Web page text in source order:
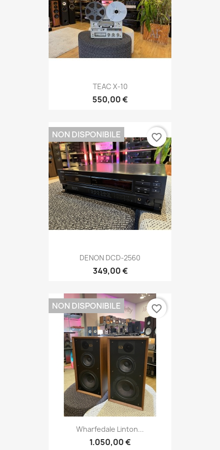
TEAC X-10
550,00 €
DENON DCD-2560
349,00 €
NON DISPONIBILE favorite_border
Wharfedale Linton...
1.050,00 €
NON DISPONIBILE favorite_border